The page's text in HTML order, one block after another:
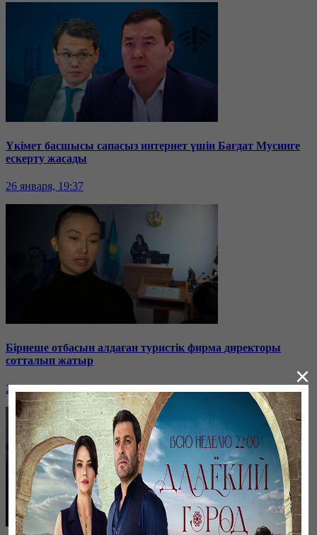
Үкімет басшысы сапасыз интернет үшін Бағдат Мусинге
ескерту жасады
26 января, 19:37
Бірнеше отбасын алдаған туристік фирма директоры
сотталып жатыр
26 января, 19:36 ×